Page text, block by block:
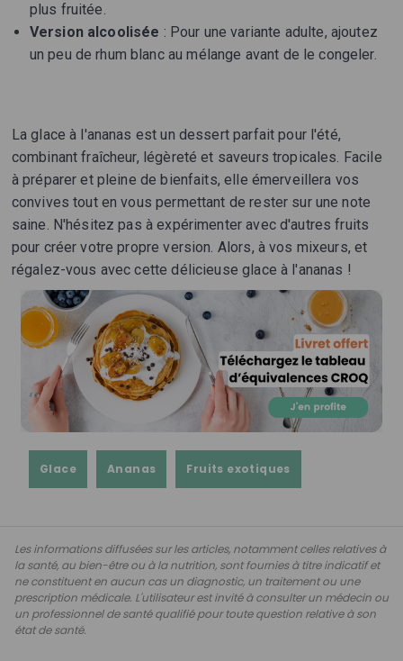
plus fruitée.
Version alcoolisée : Pour une variante adulte, ajoutez
un peu de rhum blanc au mélange avant de le congeler.
La glace à l'ananas est un dessert parfait pour l'été,
combinant fraîcheur, légèreté et saveurs tropicales. Facile
à préparer et pleine de bienfaits, elle émerveillera vos
convives tout en vous permettant de rester sur une note
saine. N'hésitez pas à expérimenter avec d'autres fruits
pour créer votre propre version. Alors, à vos mixeurs, et
régalez-vous avec cette délicieuse glace à l'ananas !
Glace Ananas Fruits exotiques
Les informations diffusées sur les articles, notamment celles relatives à
la santé, au bien-être ou à la nutrition, sont fournies à titre indicatif et
ne constituent en aucun cas un diagnostic, un traitement ou une
prescription médicale. L'utilisateur est invité à consulter un médecin ou
un professionnel de santé qualifié pour toute question relative à son
état de santé.